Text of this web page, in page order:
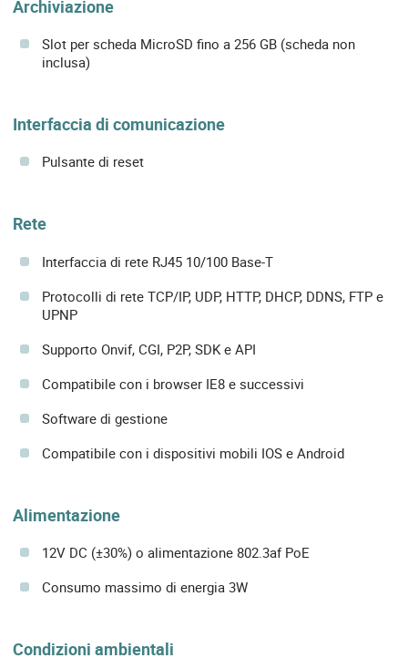
Archiviazione
Slot per scheda MicroSD fino a 256 GB (scheda non
inclusa)
Interfaccia di comunicazione
Pulsante di reset
Rete
Interfaccia di rete RJ45 10/100 Base-T
Protocolli di rete TCP/IP, UDP, HTTP, DHCP, DDNS, FTP e
UPNP
Supporto Onvif, CGI, P2P, SDK e API
Compatibile con i browser IE8 e successivi
Software di gestione
Compatibile con i dispositivi mobili IOS e Android
Alimentazione
12V DC (±30%) o alimentazione 802.3af PoE
Consumo massimo di energia 3W
Condizioni ambientali